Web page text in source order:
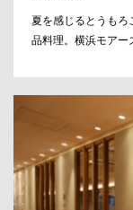
夏を感じるとうもろ
品料理。横浜モアー